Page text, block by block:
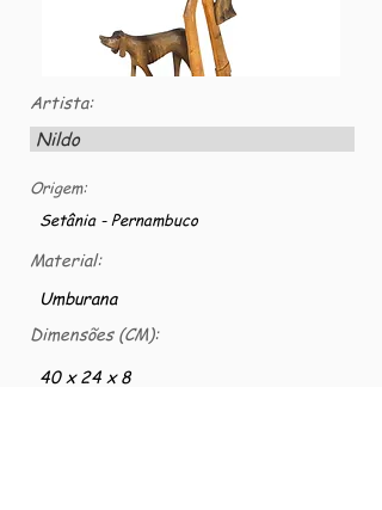
Artista:
Nildo
Origem:
Setânia - Pernambuco
Material:
Umburana
Dimensões (CM):
40 x 24 x 8